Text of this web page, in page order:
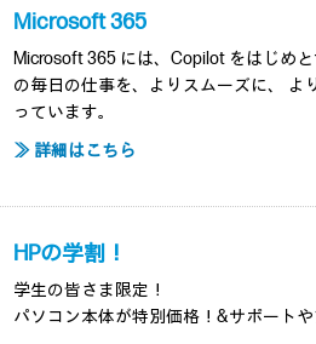
Microsoft 365
Microsoft 365 には、Copilot をはじめ
の毎日の仕事を、よりスムーズに、 よ
っています。
≫ 詳細はこちら
HPの学割！
学生の皆さま限定！
パソコン本体が特別価格！&サポート